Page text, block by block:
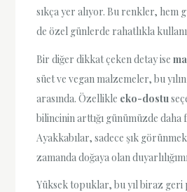
sıkça yer alıyor. Bu renkler, hem
de özel günlerde rahatlıkla
Bir diğer dikkat çeken detay ise
süet ve vegan malzemeler, bu
arasında. Özellikle eko-dostu
bilincinin arttığı günümüzde
Ayakkabılar, sadece şık
zamanda doğaya olan
Yüksek topuklar, bu yıl biraz geri